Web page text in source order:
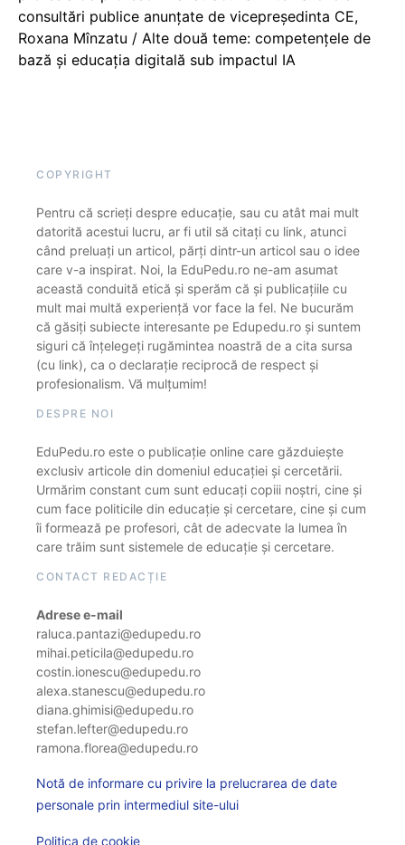
consultări publice anunțate de vicepreședinta CE,
Roxana Mînzatu / Alte două teme: competențele de
bază și educația digitală sub impactul IA
COPYRIGHT
Pentru că scrieți despre educație, sau cu atât mai mult
datorită acestui lucru, ar fi util să citați cu link, atunci
când preluați un articol, părți dintr-un articol sau o idee
care v-a inspirat. Noi, la EduPedu.ro ne-am asumat
această conduită etică și sperăm că și publicațiile cu
mult mai multă experiență vor face la fel. Ne bucurăm
că găsiți subiecte interesante pe Edupedu.ro și suntem
siguri că înțelegeți rugămintea noastră de a cita sursa
(cu link), ca o declarație reciprocă de respect și
profesionalism. Vă mulțumim!
DESPRE NOI
EduPedu.ro este o publicație online care găzduiește
exclusiv articole din domeniul educației și cercetării.
Urmărim constant cum sunt educați copiii noștri, cine și
cum face politicile din educație și cercetare, cine și cum
îi formează pe profesori, cât de adecvate la lumea în
care trăim sunt sistemele de educație și cercetare.
CONTACT REDACȚIE
Adrese e-mail
raluca.pantazi@edupedu.ro
mihai.peticila@edupedu.ro
costin.ionescu@edupedu.ro
alexa.stanescu@edupedu.ro
diana.ghimisi@edupedu.ro
stefan.lefter@edupedu.ro
ramona.florea@edupedu.ro
Notă de informare cu privire la prelucrarea de date
personale prin intermediul site-ului
Politica de cookie